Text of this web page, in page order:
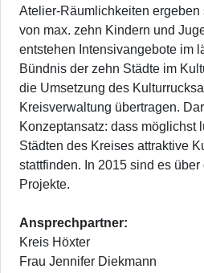
Atelier-Räumlichkeiten ergeben
von max. zehn Kindern und
entstehen Intensivangebote im
Bündnis der zehn Städte im
die Umsetzung des
Kreisverwaltung übertragen.
Konzeptansatz: dass möglichst
Städten des Kreises attraktive
stattfinden. In 2015 sind es
Projekte.
Ansprechpartner:
Kreis Höxter
Frau Jennifer Diekmann